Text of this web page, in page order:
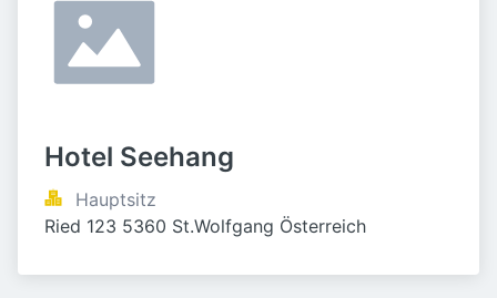
Hotel Seehang
Hauptsitz
Ried 123 5360 St.Wolfgang Österreich